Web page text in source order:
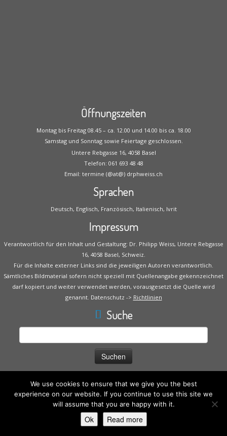
Öffnungszeiten
Montag bis Freitag 08.45 – ca. 12.00 und 14.00 bis ca. 18.00
Samstag und Sonntag sowie Feiertage geschlossen.
Untere Rebgasse 16, 4058 Basel
Telefon: 061 693 48 48
Email: termine (@at@) drphweiss.ch
Sprachen
Deutsch, Englisch, Französisch, Italienisch, Ivrit
Impressum
Verantwortlich für den Inhalt und Gestaltung: Dr. Philipp Weiss, Untere Rebgasse
16, 4058 Basel, Schweiz.
Für die Inhalte externer Links sind die jeweiligen Autoren verantwortlich.
Sämtliches Bildmaterial sofern nicht speziell mit Quellenangabe gekennzeichnet
darf kopiert und weiter verwendet werden, vorausgesetzt die Quelle wird
genannt. Datenschutz -> Richtlinien
Suche
Praxis Dr. Philipp Weiss·Powered by
Entworfen mit demCustomizr-Theme
We use cookies to ensure that we give you the best
experience on our website. If you continue to use this site we
will assume that you are happy with it.
Ok Read more